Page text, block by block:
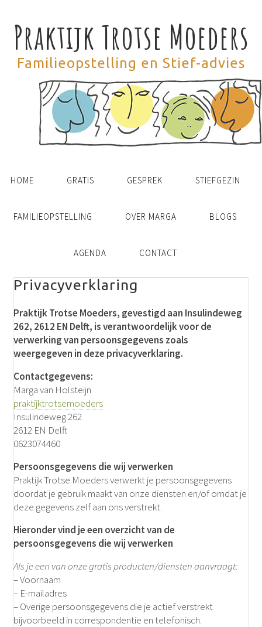
Praktijk Trotse Moeders
Familieopstelling en Stief-advies
HOME GRATIS GESPREK STIEFGEZIN
FAMILIEOPSTELLING OVER MARGA BLOGS
AGENDA CONTACT
Privacyverklaring
Praktijk Trotse Moeders, gevestigd aan Insulindeweg
262, 2612 EN Delft, is verantwoordelijk voor de
verwerking van persoonsgegevens zoals
weergegeven in deze privacyverklaring.
Contactgegevens:
Marga van Holsteijn
praktijktrotsemoeders
Insulindeweg 262
2612 EN Delft
0623074460
Persoonsgegevens die wij verwerken
Praktijk Trotse Moeders verwerkt je persoonsgegevens
doordat je gebruik maakt van onze diensten en/of omdat je
deze gegevens zelf aan ons verstrekt.
Hieronder vind je een overzicht van de
persoonsgegevens die wij verwerken
Als je een van onze gratis producten/diensten aanvraagt:
– Voornaam
– E-mailadres
– Overige persoonsgegevens die je actief verstrekt
bijvoorbeeld in correspondentie en telefonisch.